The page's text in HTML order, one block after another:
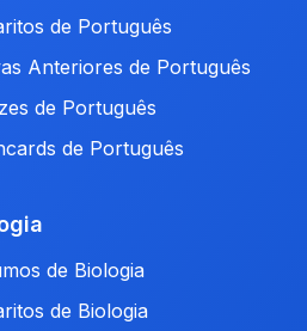
de Português
Anteriores de Português
de Português
de Português
de Biologia
de Biologia